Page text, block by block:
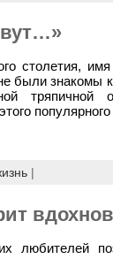
столетия, имя
были знакомы
тряпичной
|
любителей